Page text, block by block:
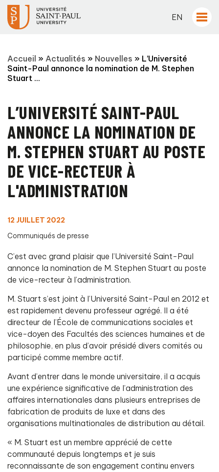
EN
Accueil » Actualités » Nouvelles » L’Université
Saint-Paul annonce la nomination de M. Stephen
Stuart ...
L’UNIVERSITÉ SAINT-PAUL
ANNONCE LA NOMINATION DE
M. STEPHEN STUART AU POSTE
DE VICE-RECTEUR À
L'ADMINISTRATION
12 JUILLET 2022
Communiqués de presse
C’est avec grand plaisir que l’Université Saint-Paul
annonce la nomination de M. Stephen Stuart au poste
de vice-recteur à l’administration.
M. Stuart s’est joint à l’Université Saint-Paul en 2012 et
est rapidement devenu professeur agrégé. Il a été
directeur de l’École de communications sociales et
vice-doyen des Facultés des sciences humaines et de
philosophie, en plus d’avoir présidé divers comités ou
participé comme membre actif.
Avant d’entrer dans le monde universitaire, il a acquis
une expérience significative de l’administration des
affaires internationales dans plusieurs entreprises de
fabrication de produits de luxe et dans des
organisations multinationales de distribution au détail.
« M. Stuart est un membre apprécié de cette
communauté depuis longtemps et je suis
reconnaissante de son engagement continu envers